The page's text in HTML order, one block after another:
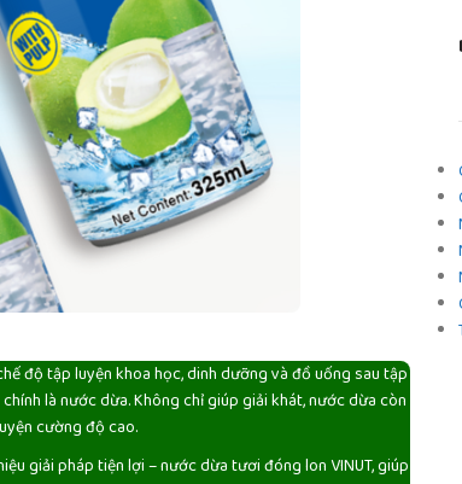
độ tập luyện khoa học, dinh dưỡng và đồ uống sau tập
là nước dừa. Không chỉ giúp giải khát, nước dừa còn
cường độ cao.
giải pháp tiện lợi – nước dừa tươi đóng lon VINUT, giúp